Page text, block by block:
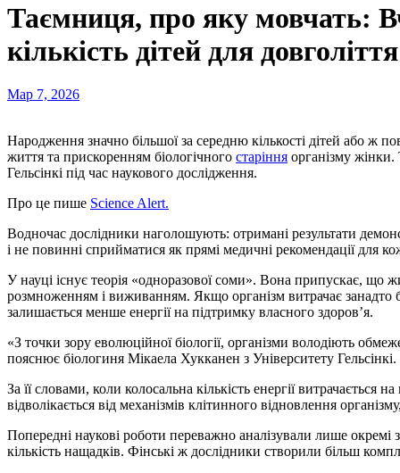
Таємниця, про яку мовчать:
кількість дітей для
Мар 7, 2026
Народження значно більшої за середню кількості дітей або ж повна бездітність пов’язані зі скороченням тривалості
життя та прискоренням біологічного старіння організму
Гельсінкі під час наукового дослідження.
Про це пише Science Alert.
Водночас дослідники наголошують: отримані результати
і не повинні сприйматися як прямі медичні рекомендації для
У науці існує теорія «одноразової соми». Вона припускає, що
розмноженням і виживанням. Якщо організм витрачає занадто
залишається менше енергії на підтримку власного здоров’я.
«З точки зору еволюційної біології, організми володіють
пояснює біологиня Мікаела Хукканен з Університету Гельсінкі.
За її словами, коли колосальна кількість енергії витрачається
відволікається від механізмів клітинного відновлення
Попередні наукові роботи переважно аналізували лише окремі
кількість нащадків. Фінські ж дослідники створили більш